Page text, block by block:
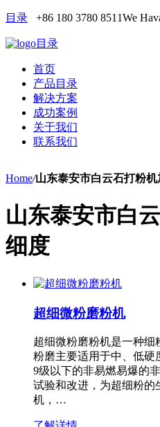
目录 +86 180 3780 8511We
目录
首页
产品目录
解决方案
成功案例
关于我们
联系我们
Home/山东泰安市白云石打粉机
山东泰安市白
细度
超细微粉磨粉机
超细微粉磨粉机是一种细
粉磨主要适用于中、低硬
9级以下的非易燃易爆的
试验和改进，为超细粉的
机，…